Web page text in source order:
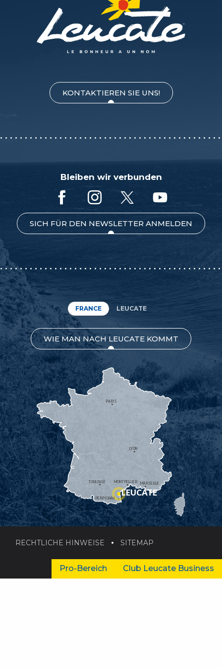
KONTAKTIEREN SIE UNS!
Bleiben wir verbunden
SICH FÜR DEN NEWSLETTER ANMELDEN
FRANCE LEUCATE
WIE MAN NACH LEUCATE KOMMT
MONTPELLIER
PERPIGNAN
MARSEILLE
TOULOUSE
LYON
PARIS
LEUCATE
RECHTLICHE HINWEISE SITEMAP
Pro-Bereich Club Leucate Business